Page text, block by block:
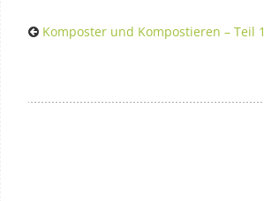
Komposter und Kompostieren – Teil 1